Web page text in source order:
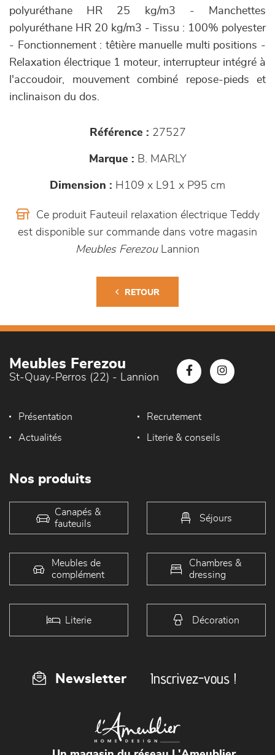
polyuréthane HR 25 kg/m3 - Manchettes
polyuréthane HR 20 kg/m3 - Tissu : 100% polyester
- Fonctionnement : têtière manuelle multi positions -
Relaxation électrique 1 moteur, interrupteur intégré à
l'accoudoir, mouvement combiné repose-pieds et
inclinaison du dos.
Référence : 27527
Marque : B. MARLY
Dimension : H109 x L91 x P95 cm
Ce produit Fauteuil relaxation électrique Teddy
est disponible sur commande dans votre magasin
Meubles FerezouLannion
RETOUR
Meubles Ferezou
St-Quay-Perros (22) - Lannion
Présentation Recrutement
Actualités Literie & conseils
Nos produits
Canapés &
fauteuils
Séjours
Meubles de
complément
Chambres &
dressing
Literie Décoration
Newsletter Inscrivez-vous !